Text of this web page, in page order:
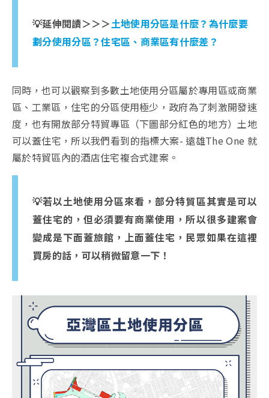
💡延伸閱讀＞＞＞土地使用分區是什麼？為什麼要
劃分使用分區？住宅區、商業區有什麼差？
同時，也可以觀察到多數土地使用分區屬於專用區或商業
區、工業區，住宅的分區使用極少，政府為了刺激開發速
度，也有開放部分特貿專區（下圖部分紅色的地方）土地
可以蓋住宅，所以我們看到的指標大案- 遠雄The One 就
屬於特貿區內的酒店住宅複合式建案。
💡若以土地使用分區來看，部分特貿區其實是可以
蓋住宅的，但必須要有商業使用，所以很多建案會
變成是下面蓋旅館，上面蓋住宅，民眾如果在這裡
買房的話，可以稍微留意一下！